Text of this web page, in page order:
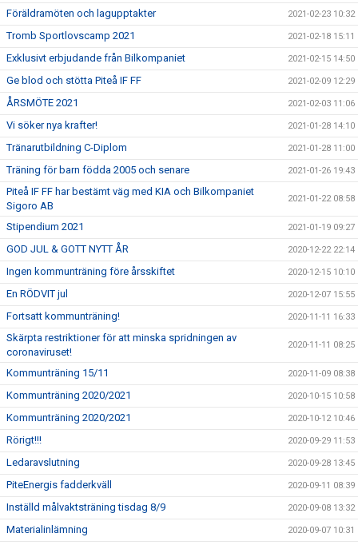
Föräldramöten och lagupptakter 2021-02-23 10:32
Tromb Sportlovscamp 2021 2021-02-18 15:11
Exklusivt erbjudande från Bilkompaniet 2021-02-15 14:50
Ge blod och stötta Piteå IF FF 2021-02-09 12:29
ÅRSMÖTE 2021 2021-02-03 11:06
Vi söker nya krafter! 2021-01-28 14:10
Tränarutbildning C-Diplom 2021-01-28 11:00
Träning för barn födda 2005 och senare 2021-01-26 19:43
Piteå IF FF har bestämt väg med KIA och Bilkompaniet
Sigoro AB
2021-01-22 08:58
Stipendium 2021 2021-01-19 09:27
GOD JUL & GOTT NYTT ÅR 2020-12-22 22:14
Ingen kommunträning före årsskiftet 2020-12-15 10:10
En RÖDVIT jul 2020-12-07 15:55
Fortsatt kommunträning! 2020-11-11 16:33
Skärpta restriktioner för att minska spridningen av
coronaviruset!
2020-11-11 08:25
Kommunträning 15/11 2020-11-09 08:38
Kommunträning 2020/2021 2020-10-15 10:58
Kommunträning 2020/2021 2020-10-12 10:46
Rörigt!!! 2020-09-29 11:53
Ledaravslutning 2020-09-28 13:45
PiteEnergis fadderkväll 2020-09-11 08:39
Inställd målvaktsträning tisdag 8/9 2020-09-08 13:32
Materialinlämning 2020-09-07 10:31